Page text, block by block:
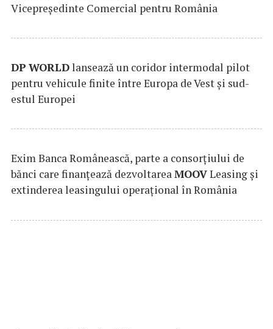
Vicepreședinte Comercial pentru România
DP WORLDlansează un coridor intermodal pilot
pentru vehicule finite între Europa de Vest și sud-
estul Europei
Exim Banca Românească, parte a consorțiului de
bănci care finanțează dezvoltareaMOOVLeasing și
extinderea leasingului operațional în România